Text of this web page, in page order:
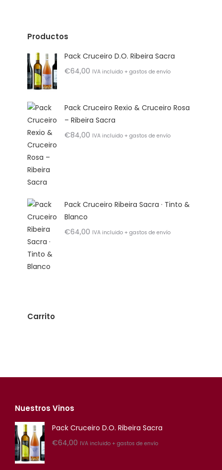
Productos
Pack Cruceiro D.O. Ribeira Sacra
€64,00 IVA incluido + gastos de envío
Pack Cruceiro Rexio & Cruceiro Rosa
– Ribeira Sacra
€84,00 IVA incluido + gastos de envío
Pack Cruceiro Ribeira Sacra · Tinto &
Blanco
€64,00 IVA incluido + gastos de envío
Carrito
Nuestros Vinos
Pack Cruceiro D.O. Ribeira Sacra
€64,00 IVA incluido + gastos de envío